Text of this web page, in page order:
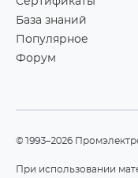
База знаний
Популярное
Форум
©1993–2026
При использовании